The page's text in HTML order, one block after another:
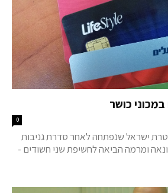
כושר
0
ישראל שנפתחה לאחר סדרת גניבות
ומרמה הביאה לחשיפת שני חשודים -